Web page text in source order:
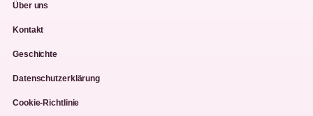
Über uns
Kontakt
Geschichte
Datenschutzerklärung
Cookie-Richtlinie